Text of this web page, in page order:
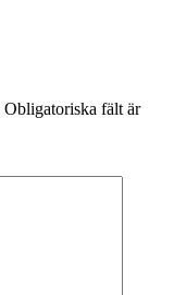
Obligatoriska fält är